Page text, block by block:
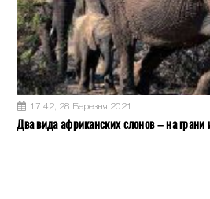
17:42, 28 Березня 2021
Два вида африканских слонов – на грани